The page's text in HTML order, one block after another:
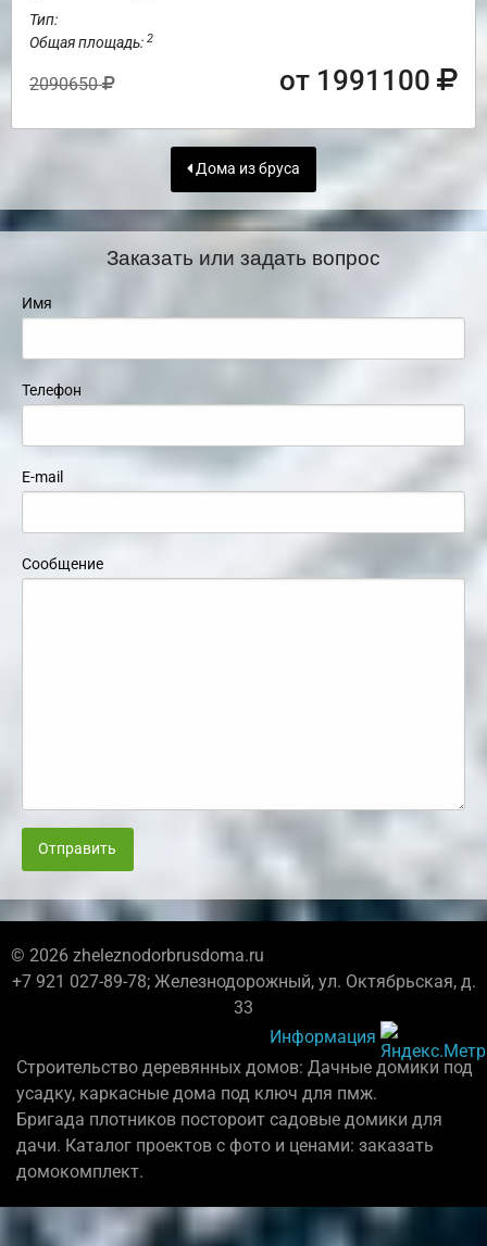
Тип:
Общая площадь: 2
2090650 от 1991100
Дома из бруса
Заказать или задать вопрос
Имя
Телефон
E-mail
Сообщение
Отправить
© 2026 zheleznodorbrusdoma.ru
+7 921 027-89-78; Железнодорожный, ул. Октябрьская, д.
33
Информация
Строительство деревянных домов: Дачные домики под
усадку, каркасные дома под ключ для пмж.
Бригада плотников постороит садовые домики для
дачи. Каталог проектов с фото и ценами: заказать
домокомплект.